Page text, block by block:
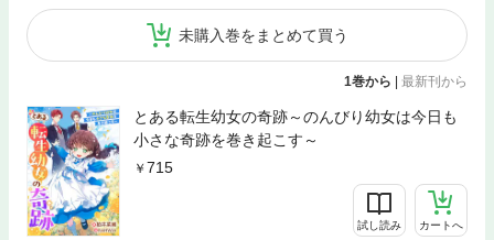
未購入巻をまとめて買う
1巻から | 最新刊から
とある転生幼女の奇跡～のんびり幼女は今日も
小さな奇跡を巻き起こす～
715
試し読み カートへ